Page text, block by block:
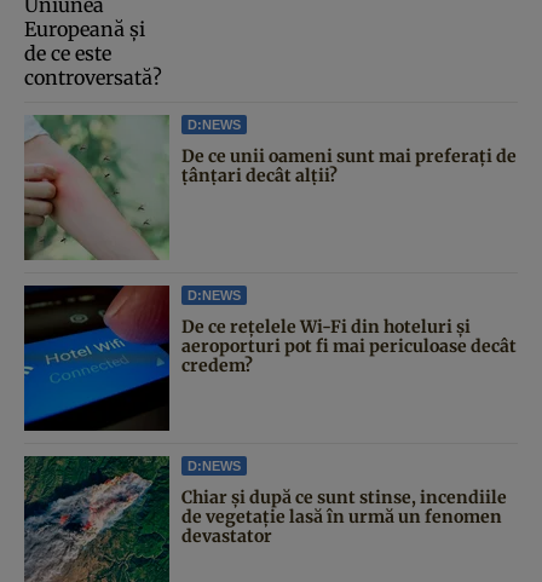
D:NEWS
De ce unii oameni sunt mai preferați de
țânțari decât alții?
D:NEWS
De ce rețelele Wi-Fi din hoteluri și
aeroporturi pot fi mai periculoase decât
credem?
D:NEWS
Chiar și după ce sunt stinse, incendiile
de vegetație lasă în urmă un fenomen
devastator